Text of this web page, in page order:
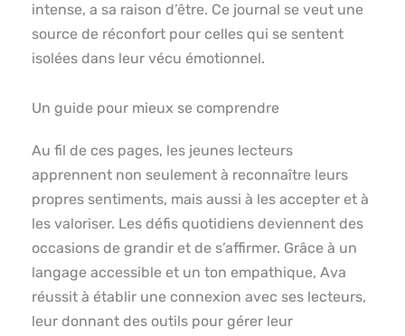
intense, a sa raison d’être. Ce journal se veut une
source de réconfort pour celles qui se sentent
isolées dans leur vécu émotionnel.
Un guide pour mieux se comprendre
Au fil de ces pages, les jeunes lecteurs
apprennent non seulement à reconnaître leurs
propres sentiments, mais aussi à les accepter et à
les valoriser. Les défis quotidiens deviennent des
occasions de grandir et de s’affirmer. Grâce à un
langage accessible et un ton empathique, Ava
réussit à établir une connexion avec ses lecteurs,
leur donnant des outils pour gérer leur